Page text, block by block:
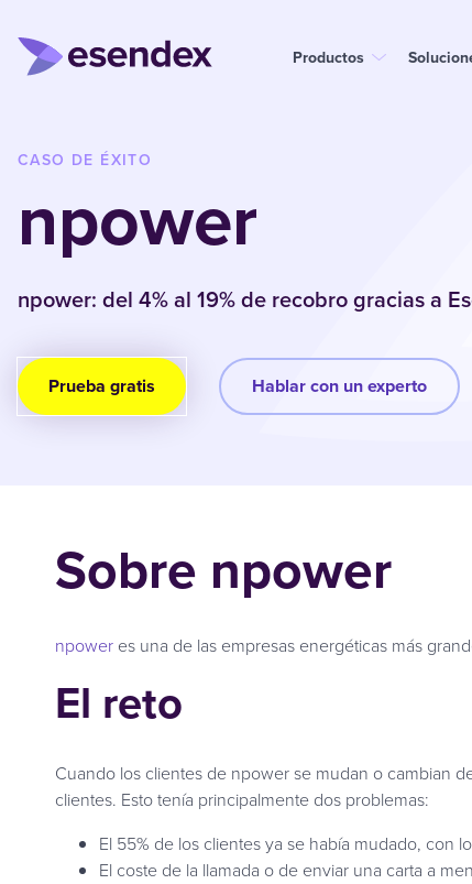
Productos
CASO DE ÉXITO
npower
npower: del 4% al 19% de recobro gracias a
Prueba gratis Hablar con un experto
Sobre npower
npower es una de las empresas energéticas más
El reto
Cuando los clientes de npower se mudan o cambian
clientes. Esto tenía principalmente dos problemas:
El 55% de los clientes ya se había mudado, con
El coste de la llamada o de enviar una carta a